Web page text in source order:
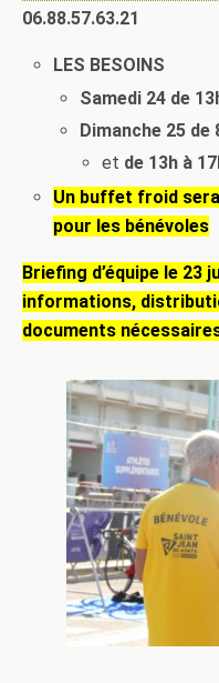
06.88.57.63.21
LES BESOINS
Samedi 24 de
Dimanche 25 de
et de 13h à
Un buffet froid
pour les bénévoles
Briefing d’équipe le 23
informations,
documents